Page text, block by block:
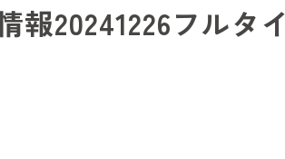
報20241226フルタ